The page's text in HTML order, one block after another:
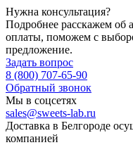
Нужна консультация?
Подробнее расскажем об
оплаты, поможем с
предложение.
Задать вопрос
8 (800) 707-65-90
Обратный звонок
Мы в соцсетях
sales@sweets-lab.ru
Доставка в Белгороде
компанией